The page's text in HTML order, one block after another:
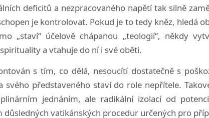
deficitů a nezpracovaného napětí tak silně
je kontrolovat. Pokud je to tedy kněz, hledá
„staví“ účelově chápanou „teologií“, někdy
a vtahuje do ní i své oběti.
s tím, co dělá, nesoucítí dostatečně s
svého představeného staví do role nepřítele.
jednáním, ale radikální izolací od
důsledných vatikánských procedur určených pro